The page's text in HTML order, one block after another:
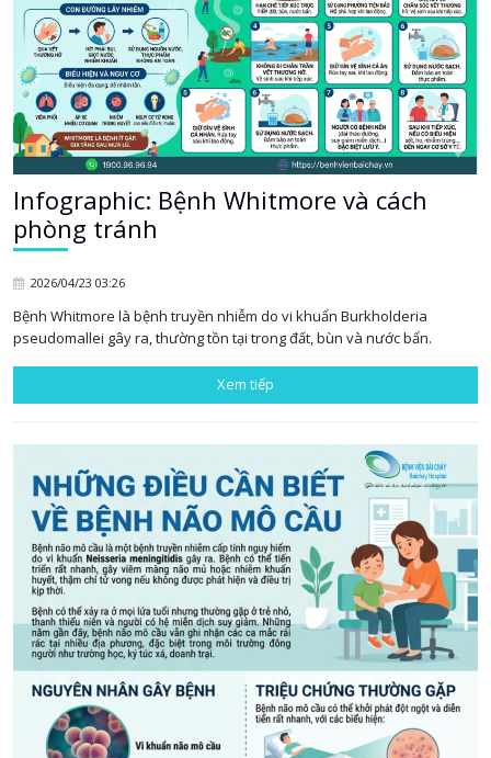
Infographic: Bệnh Whitmore và cách
phòng tránh
2026/04/23 03:26
Bệnh Whitmore là bệnh truyền nhiễm do vi khuẩn Burkholderia
pseudomallei gây ra, thường tồn tại trong đất, bùn và nước bẩn.
Xem tiếp